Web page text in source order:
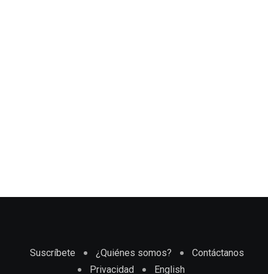
Suscríbete ¿Quiénes somos?
Contáctanos
Privacidad
English